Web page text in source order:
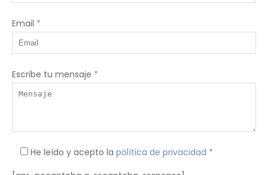
Email *
Escribe tu mensaje *
He leído y acepto la política de privacidad *